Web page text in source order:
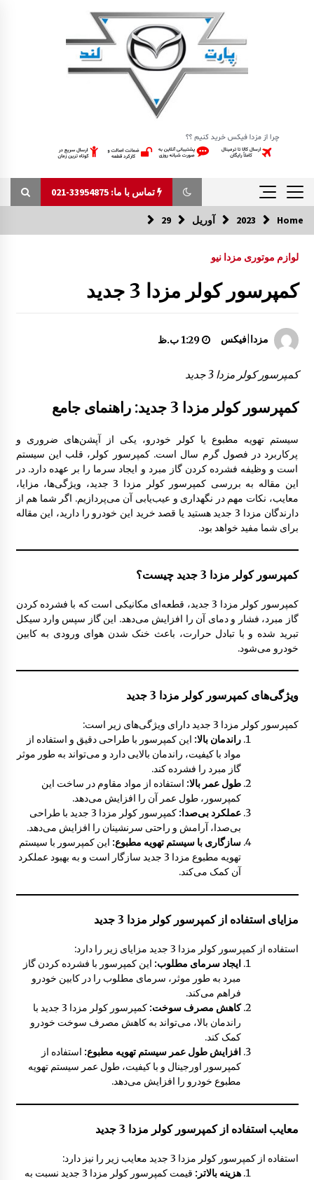
تماس با ما: 33954875-021
تماس با ما: 33954875-021
درب صندوق عقب مزدا 323 GLX , FL
درب موتور مزدا 323 FL
دستگیره درب از بیرون مزدا 323 GLX , FL
8:29 ق.ظ
درب داشبورد مزدا 323 GLX , FL
10:33 ق.ظ
قاب باطری مزدا 323 GLX , FL
9:29 ق.ظ
8:05 ق.ظ
مکانیزم قفل درب مزدا 323 GLX , FL
Home
2023 آوریل 29
لوازم موتوری مزدا نیو
کمپرسور کولر مزدا 3 جدید
مزدا|فیکس 1:29 ب.ظ
کمپرسور کولر مزدا 3 جدید
کمپرسور کولر مزدا 3 جدید: راهنمای جامع
سیستم تهویه مطبوع یا کولر خودرو، یکی از آپشن‌های ضروری و
پرکاربرد در فصول گرم سال است. کمپرسور کولر، قلب این سیستم
است و وظیفه فشرده کردن گاز مبرد و ایجاد سرما را بر عهده دارد. در
این مقاله به بررسی کمپرسور کولر مزدا 3 جدید، ویژگی‌ها، مزایا،
معایب، نکات مهم در نگهداری و عیب‌یابی آن می‌پردازیم. اگر شما هم از
دارندگان مزدا 3 جدید هستید یا قصد خرید این خودرو را دارید، این مقاله
برای شما مفید خواهد بود.
کمپرسور کولر مزدا 3 جدید چیست؟
کمپرسور کولر مزدا 3 جدید، قطعه‌ای مکانیکی است که با فشرده کردن
گاز مبرد، فشار و دمای آن را افزایش می‌دهد. این گاز سپس وارد سیکل
تبرید شده و با تبادل حرارت، باعث خنک شدن هوای ورودی به کابین
خودرو می‌شود.
ویژگی‌های کمپرسور کولر مزدا 3 جدید
کمپرسور کولر مزدا 3 جدید دارای ویژگی‌های زیر است:
راندمان بالا: این کمپرسور با طراحی دقیق و استفاده از
مواد با کیفیت، راندمان بالایی دارد و می‌تواند به طور موثر
گاز مبرد را فشرده کند.
طول عمر بالا: استفاده از مواد مقاوم در ساخت این
کمپرسور، طول عمر آن را افزایش می‌دهد.
عملکرد بی‌صدا:
کمپرسور کولر مزدا 3 جدید با طراحی
بی‌صدا، آرامش و راحتی سرنشینان را افزایش می‌دهد.
سازگاری با سیستم تهویه مطبوع: این کمپرسور با سیستم
تهویه مطبوع مزدا 3 جدید سازگار است و به بهبود عملکرد
آن کمک می‌کند.
مزایای استفاده از کمپرسور کولر مزدا 3 جدید
استفاده از کمپرسور کولر مزدا 3 جدید مزایای زیر را دارد:
ایجاد سرمای مطلوب: این کمپرسور با فشرده کردن گاز
مبرد به طور موثر، سرمای مطلوب را در کابین خودرو
فراهم می‌کند.
کاهش مصرف سوخت:
کمپرسور کولر مزدا 3 جدید با
راندمان بالا، می‌تواند به کاهش مصرف سوخت خودرو
کمک کند.
افزایش طول عمر سیستم تهویه مطبوع: استفاده از
کمپرسور اورجینال و با کیفیت، طول عمر سیستم تهویه
مطبوع خودرو را افزایش می‌دهد.
معایب استفاده از کمپرسور کولر مزدا 3 جدید
استفاده از کمپرسور کولر مزدا 3 جدید معایب زیر را نیز دارد:
هزینه بالاتر:
قیمت کمپرسور کولر مزدا 3 جدید نسبت به